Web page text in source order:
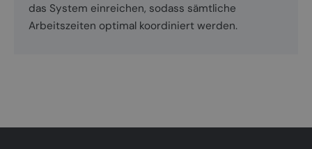
das System einreichen, sodass sämtliche
Arbeitszeiten optimal koordiniert werden.